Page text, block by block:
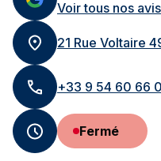
Voir tous nos avis
21 Rue Voltaire
+33 9 54 60 66
Fermé